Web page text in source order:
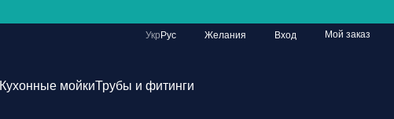
Укр Рус Желания Вход Мой заказ
Кухонные мойкиТрубы и фитинги